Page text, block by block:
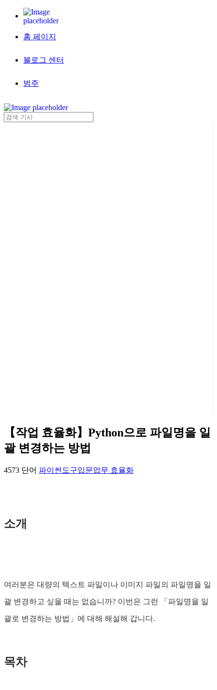
홈 페이지
블로그 센터
범주
【작업 효율화】Python으로 파일명을 일
괄 변경하는 방법
4573 단어 파이썬 도구입문업무 효율화
소개
여러분은 대량의 텍스트 파일이나 이미지 파일의 파일명을 일
괄 변경하고 싶을 때는 없습니까? 이번은 그런 「파일명을 일
괄로 변경하는 방법」에 대해 해설해 갑니다.
목차